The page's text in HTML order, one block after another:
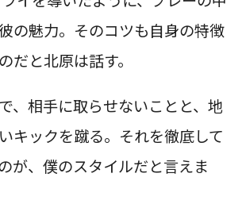
の魅力。そのコツも自身の特徴
だと北原は話す。
、相手に取らせないことと、地
キックを蹴る。それを徹底して
が、僕のスタイルだと言えま